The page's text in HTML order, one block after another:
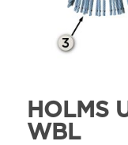
HOLMS
WBL